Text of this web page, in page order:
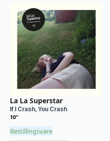
La La Superstar
If I Crash, You Crash
10"
Bestillingsvare